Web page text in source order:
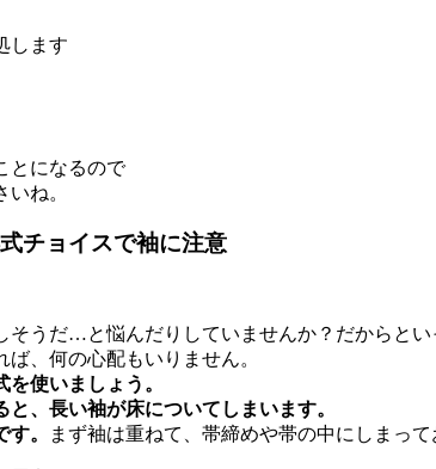
します
とになるので
ね。
チョイスで袖に注意
そうだ…と悩んだりしていませんか？だからとい
ば、何の心配もいりません。
を使いましょう。
、長い袖が床についてしまいます。
。
まず袖は重ねて、帯締めや帯の中にしまって